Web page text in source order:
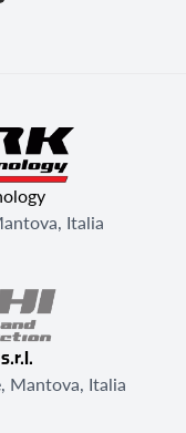
Italia
Mantova, Italia